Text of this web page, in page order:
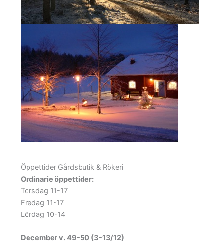
Öppettider Gårdsbutik & Rökeri
Ordinarie öppettider:
Torsdag 11-17
Fredag 11-17
Lördag 10-14
December v. 49-50 (3-13/12)